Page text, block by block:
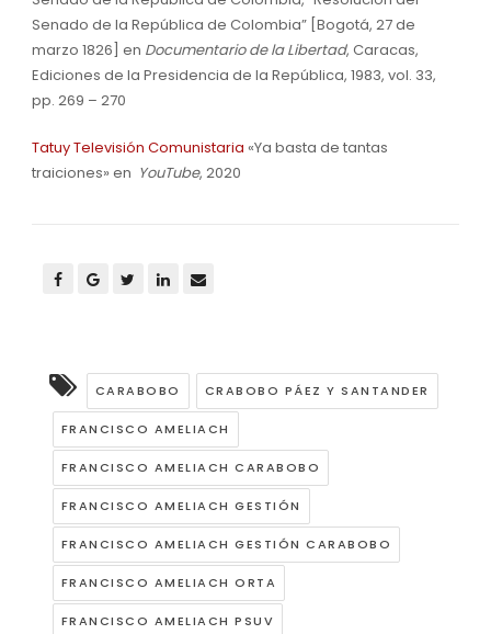
Senado de la República de Colombia” [Bogotá, 27 de
marzo 1826] en Documentario de la Libertad, Caracas,
Ediciones de la Presidencia de la República, 1983, vol. 33,
pp. 269 – 270
Tatuy Televisión Comunistaria «Ya basta de tantas
traiciones» en YouTube, 2020
CARABOBO CRABOBO PÁEZ Y SANTANDER
FRANCISCO AMELIACH
FRANCISCO AMELIACH CARABOBO
FRANCISCO AMELIACH GESTIÓN
FRANCISCO AMELIACH GESTIÓN CARABOBO
FRANCISCO AMELIACH ORTA
FRANCISCO AMELIACH PSUV